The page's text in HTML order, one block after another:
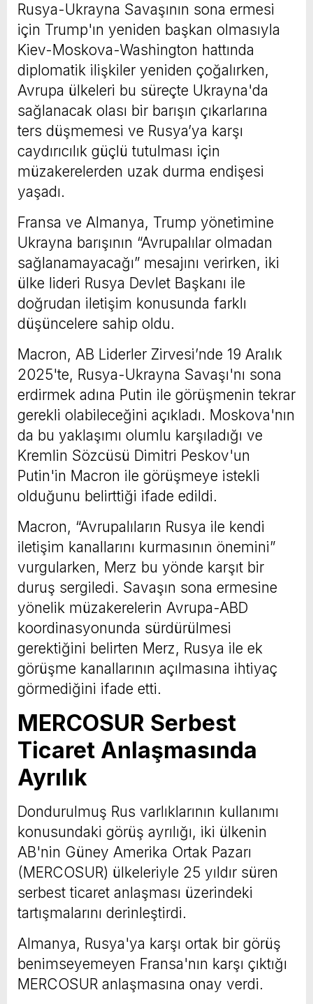
Rusya-Ukrayna Savaşının sona ermesi
için Trump'ın yeniden başkan olmasıyla
Kiev-Moskova-Washington hattında
diplomatik ilişkiler yeniden çoğalırken,
Avrupa ülkeleri bu süreçte Ukrayna'da
sağlanacak olası bir barışın çıkarlarına
ters düşmemesi ve Rusya’ya karşı
caydırıcılık güçlü tutulması için
müzakerelerden uzak durma endişesi
yaşadı.
Fransa ve Almanya, Trump yönetimine
Ukrayna barışının “Avrupalılar olmadan
sağlanamayacağı” mesajını verirken, iki
ülke lideri Rusya Devlet Başkanı ile
doğrudan iletişim konusunda farklı
düşüncelere sahip oldu.
Macron, AB Liderler Zirvesi’nde 19 Aralık
2025'te, Rusya-Ukrayna Savaşı'nı sona
erdirmek adına Putin ile görüşmenin tekrar
gerekli olabileceğini açıkladı. Moskova'nın
da bu yaklaşımı olumlu karşıladığı ve
Kremlin Sözcüsü Dimitri Peskov'un
Putin'in Macron ile görüşmeye istekli
olduğunu belirttiği ifade edildi.
Macron, “Avrupalıların Rusya ile kendi
iletişim kanallarını kurmasının önemini”
vurgularken, Merz bu yönde karşıt bir
duruş sergiledi. Savaşın sona ermesine
yönelik müzakerelerin Avrupa-ABD
koordinasyonunda sürdürülmesi
gerektiğini belirten Merz, Rusya ile ek
görüşme kanallarının açılmasına ihtiyaç
görmediğini ifade etti.
MERCOSUR Serbest
Ticaret Anlaşmasında
Ayrılık
Dondurulmuş Rus varlıklarının kullanımı
konusundaki görüş ayrılığı, iki ülkenin
AB'nin Güney Amerika Ortak Pazarı
(MERCOSUR) ülkeleriyle 25 yıldır süren
serbest ticaret anlaşması üzerindeki
tartışmalarını derinleştirdi.
Almanya, Rusya'ya karşı ortak bir görüş
benimseyemeyen Fransa'nın karşı çıktığı
MERCOSUR anlaşmasına onay verdi.